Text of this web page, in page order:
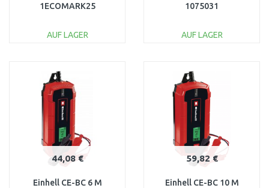
1ECOMARK25
AUF LAGER
Vergleichen
1075031
AUF LAGER
Vergleichen
44,08 €
Einhell CE-BC 6 M
59,82 €
Einhell CE-BC 10 M